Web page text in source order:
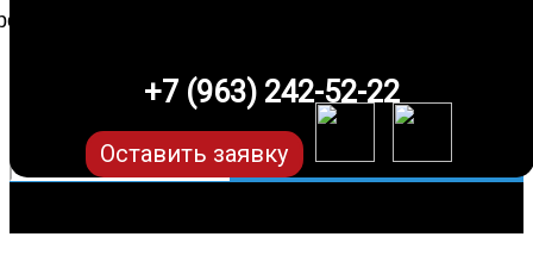
+7 (963) 242-52-22
Оставить заявку